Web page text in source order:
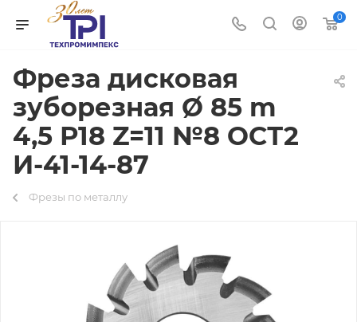
0
Фреза дисковая
зуборезная Ø 85 m
4,5 Р18 Z=11 №8 ОСТ2
И-41-14-87
Фрезы по металлу